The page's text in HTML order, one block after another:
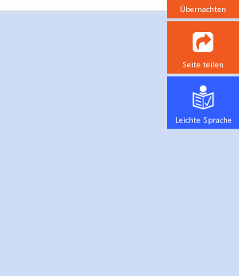
Übernachten
Seite teilen
Leichte Sprache